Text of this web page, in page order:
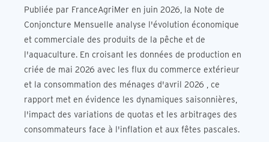
Publiée par FranceAgriMer en juin 2026, la Note de
Conjoncture Mensuelle analyse l'évolution économique
et commerciale des produits de la pêche et de
l'aquaculture. En croisant les données de production en
criée de mai 2026 avec les flux du commerce extérieur
et la consommation des ménages d'avril 2026 , ce
rapport met en évidence les dynamiques saisonnières,
l'impact des variations de quotas et les arbitrages des
consommateurs face à l'inflation et aux fêtes pascales.